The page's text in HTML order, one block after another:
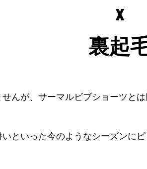
x
裏起
んが、サーマルビブショーツと
といった今のようなシーズンにピ